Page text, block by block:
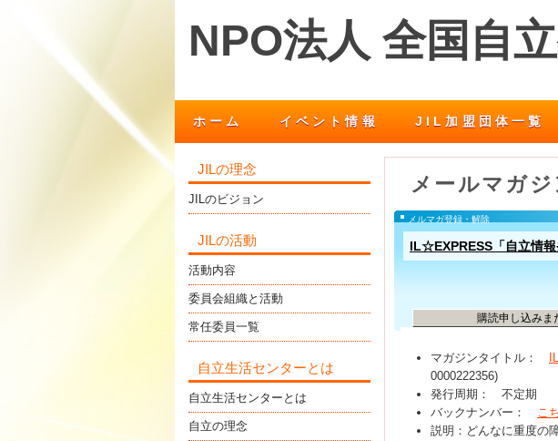
NPO法人 全国自
ホーム イベント情報 JIL加盟団体一覧
メールマガジ
メルマガ登録・解除
IL☆EXPRESS「自立情報
購読申し込みま
マガジンタイトル：
0000222356)
発行周期： 不定期
バックナンバー： こ
説明：どんなに重度の
JILの理念
JILのビジョン
JILの活動
活動内容
委員会組織と活動
常任委員一覧
自立生活センターとは
自立生活センターとは
自立の理念